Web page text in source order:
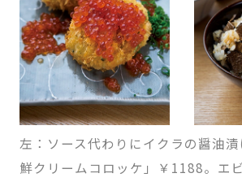
左：ソース代わりにイクラの醤油
鮮クリームコロッケ」￥1188。エ